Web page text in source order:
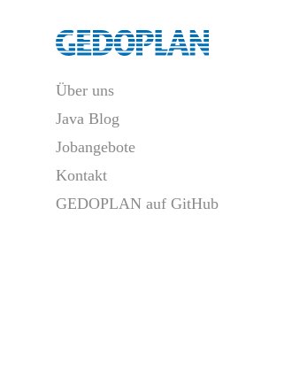
Über uns
Java Blog
Jobangebote
Kontakt
GEDOPLAN auf GitHub